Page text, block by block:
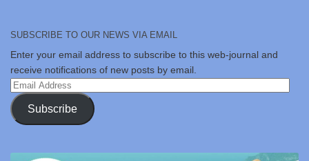
SUBSCRIBE TO OUR NEWS VIA EMAIL
Enter your email address to subscribe to this web-journal and
receive notifications of new posts by email.
Email
Address
Subscribe